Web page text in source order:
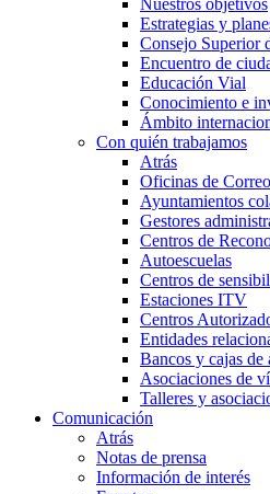
Nuestros objetivos
Estrategias y
Consejo Superior
Encuentro de
Educación Vial
Conocimiento e
Ámbito
Con quién trabajamos
Atrás
Oficinas de
Ayuntamientos
Gestores
Centros de
Autoescuelas
Centros de
Estaciones ITV
Centros
Entidades
Bancos y cajas de
Asociaciones de
Talleres y
Comunicación
Atrás
Notas de prensa
Información de interés